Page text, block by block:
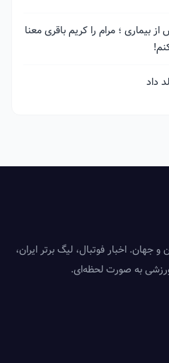
بیماری ؛ مرام را کریم باقری معنا
داد
جهان. اخبار فوتبال، لیگ برتر ایران،
به صورت لحظه‌ای.